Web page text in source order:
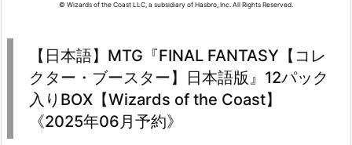
© Wizards of the Coast LLC, a subsidiary of Hasbro, Inc. All Rights Reserved.
【日本語】MTG『FINAL FANTASY【コレ
クター・ブースター】日本語版』12パック
入りBOX【Wizards of the Coast】
《2025年06月予約》